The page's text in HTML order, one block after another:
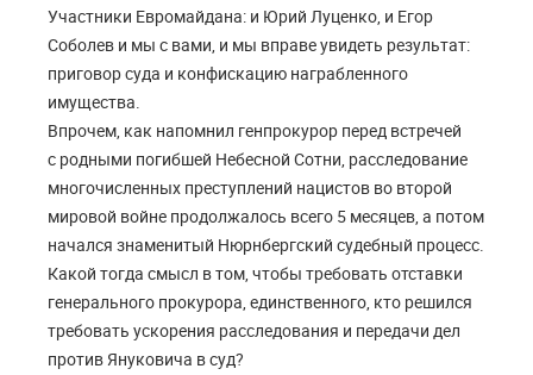
Участники Евромайдана: и Юрий Луценко, и Егор
Соболев и мы с вами, и мы вправе увидеть результат:
приговор суда и конфискацию награбленного
имущества.
Впрочем, как напомнил генпрокурор перед встречей
с родными погибшей Небесной Сотни, расследование
многочисленных преступлений нацистов во второй
мировой войне продолжалось всего 5 месяцев, а потом
начался знаменитый Нюрнбергский судебный процесс.
Какой тогда смысл в том, чтобы требовать отставки
генерального прокурора, единственного, кто решился
требовать ускорения расследования и передачи дел
против Януковича в суд?